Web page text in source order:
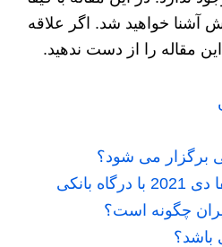
آشنا خواهید شد. اگر علاقه
مقاله را از دست ندهید.
بانکی
چگونه است؟